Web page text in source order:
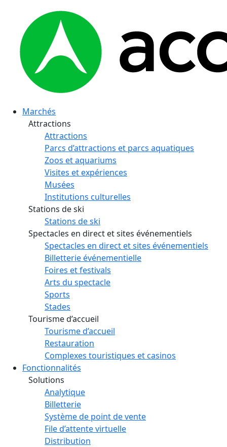
Marchés
Attractions
Attractions
Parcs d’attractions et parcs aquatiques
Zoos et aquariums
Visites et expériences
Musées
Institutions culturelles
Stations de ski
Stations de ski
Spectacles en direct et sites événementiels
Spectacles en direct et sites événementiels
Billetterie événementielle
Foires et festivals
Arts du spectacle
Sports
Stades
Tourisme d’accueil
Tourisme d’accueil
Restauration
Complexes touristiques et casinos
Fonctionnalités
Solutions
Analytique
Billetterie
Système de point de vente
File d’attente virtuelle
Distribution